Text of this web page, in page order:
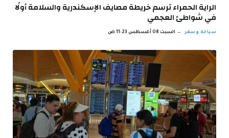
الراية الحمراء ترسم خريطة مصايف الإسكندرية والسلامة أولًا
في شواطئ العجمي
سياحة وسفر السبت 08 أغسطس 11:23 ص